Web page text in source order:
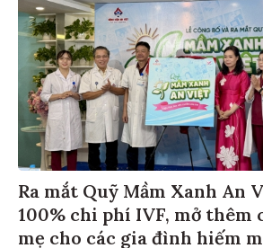
Ra mắt Quỹ Mầm Xanh An
100% chi phí IVF, mở thêm
mẹ cho các gia đình hiếm